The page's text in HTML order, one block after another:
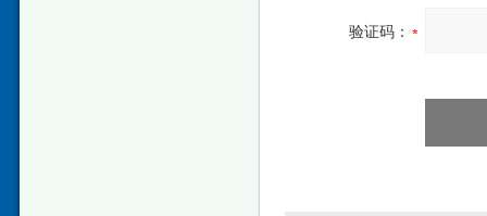
验证码：